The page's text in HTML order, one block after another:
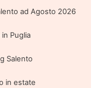
ad Agosto 2026
Puglia
Salento
in estate